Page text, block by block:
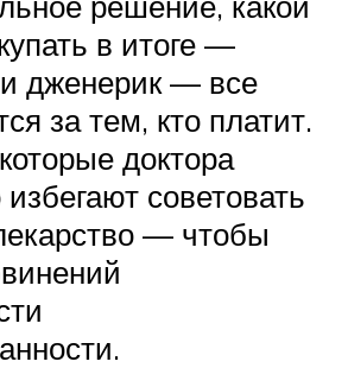
в итоге —
дженерик — все
за тем, кто платит.
доктора
советовать
— чтобы